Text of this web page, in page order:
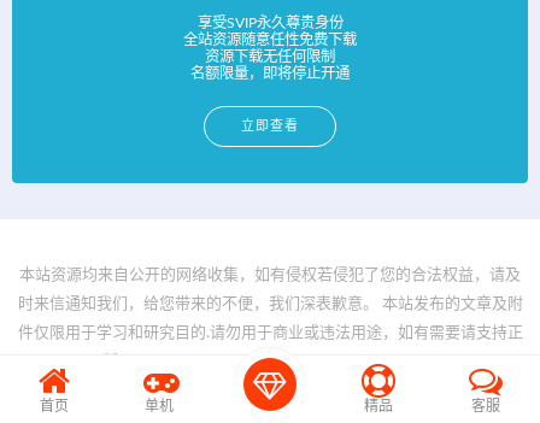
享受SVIP永久尊贵身份
全站资源随意任性免费下载
资源下载无任何限制
名额限量，即将停止开通
立即查看
本站资源均来自公开的网络收集，如有侵权若侵犯了您的合法权益，请及
时来信通知我们，给您带来的不便，我们深表歉意。 本站发布的文章及附
件仅限用于学习和研究目的.请勿用于商业或违法用途，如有需要请支持正
版。 © 2025 - www.bfya.com All rights reserved
首页 单机 精品 客服